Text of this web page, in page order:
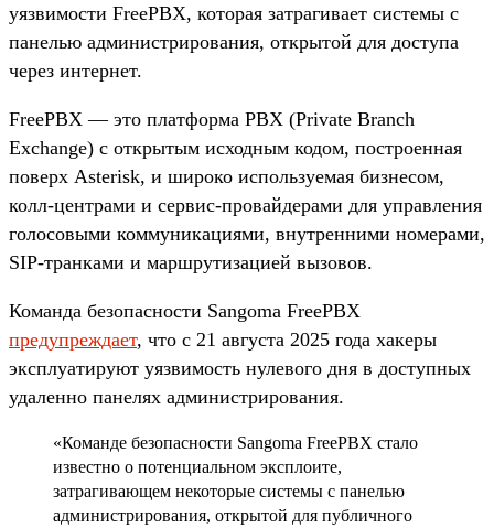
уязвимости FreePBX, которая затрагивает системы с
панелью администрирования, открытой для доступа
через интернет.
FreePBX — это платформа PBX (Private Branch
Exchange) с открытым исходным кодом, построенная
поверх Asterisk, и широко используемая бизнесом,
колл-центрами и сервис-провайдерами для управления
голосовыми коммуникациями, внутренними номерами,
SIP-транками и маршрутизацией вызовов.
Команда безопасности Sangoma FreePBX
предупреждает, что с 21 августа 2025 года хакеры
эксплуатируют уязвимость нулевого дня в доступных
удаленно панелях администрирования.
«Команде безопасности Sangoma FreePBX стало
известно о потенциальном эксплоите,
затрагивающем некоторые системы с панелью
администрирования, открытой для публичного